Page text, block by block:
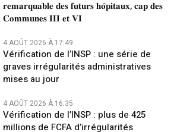
𝐫𝐞𝐦𝐚𝐫𝐪𝐮𝐚𝐛𝐥𝐞 𝐝𝐞𝐬 𝐟𝐮𝐭𝐮𝐫𝐬 𝐡𝐨̂𝐩𝐢𝐭𝐚𝐮𝐱, 𝐜𝐚𝐩 𝐝𝐞𝐬
𝐂𝐨𝐦𝐦𝐮𝐧𝐞𝐬 𝐈𝐈𝐈 𝐞𝐭 𝐕𝐈
4 AOÛT 2026 À 17:49
Vérification de l’INSP : une série de
graves irrégularités administratives
mises au jour
4 AOÛT 2026 À 16:35
Vérification de l’INSP : plus de 425
millions de FCFA d’irrégularités